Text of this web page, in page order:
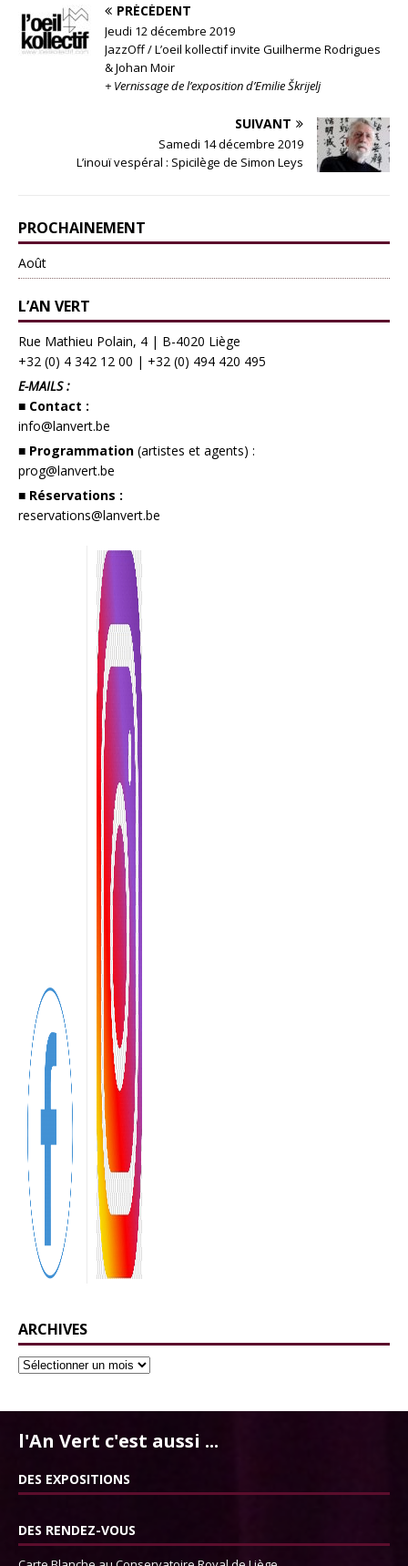
PRÉCÉDENT
Jeudi 12 décembre 2019
JazzOff / L’oeil kollectif invite Guilherme Rodrigues
& Johan Moir
+ Vernissage de l’exposition d’Emilie Škrijelj
SUIVANT
Samedi 14 décembre 2019
L’inouï vespéral : Spicilège de Simon Leys
PROCHAINEMENT
Août
L’AN VERT
Rue Mathieu Polain, 4 | B-4020 Liège
+32 (0) 4 342 12 00 | +32 (0) 494 420 495
E-MAILS :
■ Contact :
info@lanvert.be
■ Programmation (artistes et agents) :
prog@lanvert.be
■ Réservations :
reservations@lanvert.be
ARCHIVES
l'An Vert c'est aussi ...
DES EXPOSITIONS
DES RENDEZ-VOUS